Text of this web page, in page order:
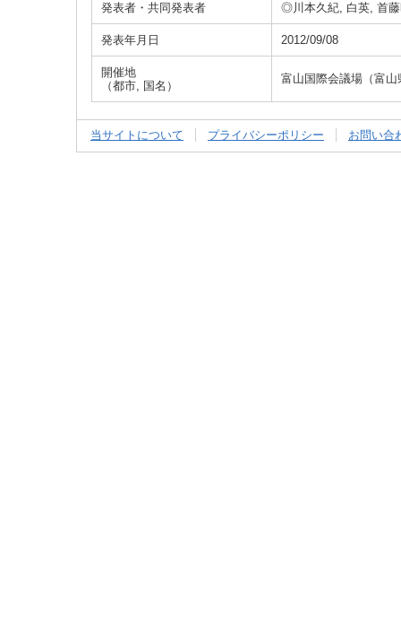
発表者・共同発表者 ◎川本久紀, 白英, 首
発表年月日 2012/09/08
開催地
（都市, 国名）
富山国際会議場（富山
当サイトについて プライバシーポリシー お問い合